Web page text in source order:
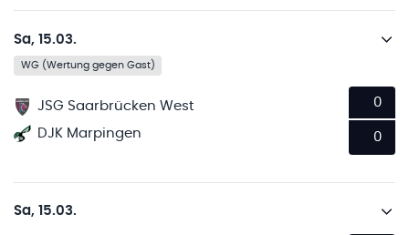
Sa, 15.03.
WG (Wertung gegen Gast)
JSG Saarbrücken West
DJK Marpingen
0
0
Sa, 15.03.